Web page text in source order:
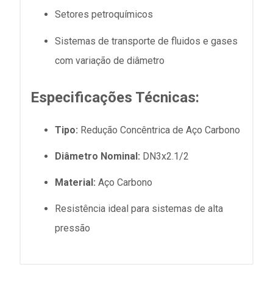
Setores petroquímicos
Sistemas de transporte de fluidos e gases
com variação de diâmetro
Especificações Técnicas:
Tipo: Redução Concêntrica de Aço Carbono
Diâmetro Nominal: DN3x2.1/2
Material: Aço Carbono
Resistência ideal para sistemas de alta
pressão